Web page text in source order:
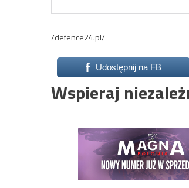
/defence24.pl/
Udostępnij na FB
Wspieraj